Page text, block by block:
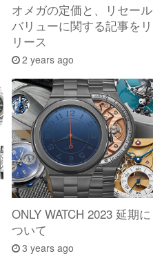
オメガの定価と、リセール
バリューに関する記事をリ
リース
2 years ago
ONLY WATCH 2023 延期に
ついて
3 years ago